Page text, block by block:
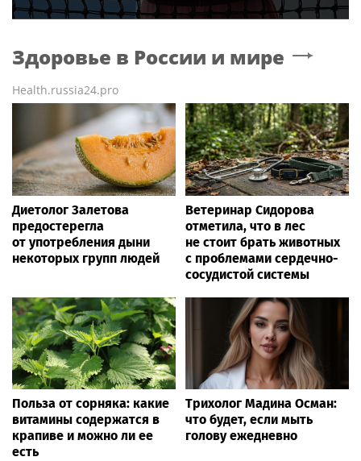
Здоровье в России и мире
Health.russia24.pro
Диетолог Залетова
предостерегла
от употребления дыни
некоторых групп людей
Ветеринар Сидорова
отметила, что в лес
не стоит брать животных
с проблемами сердечно-
сосудистой системы
Польза от сорняка: какие
витамины содержатся в
крапиве и можно ли ее
есть
Трихолог Мадина Осман:
что будет, если мыть
голову ежедневно